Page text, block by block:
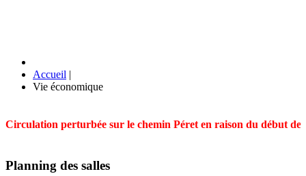
Accueil |
Vie économique
Circulation perturbée sur le chemin Péret en raison du début
Planning des salles